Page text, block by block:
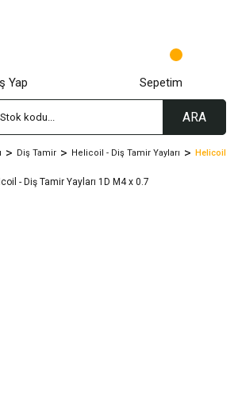
ARA
Yap Sepetim
Diş Tamir Helicoil - Diş Tamir Yayları Helicoil -